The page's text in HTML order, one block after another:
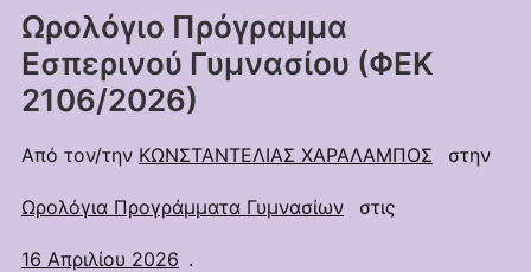
Ωρολόγιο Πρόγραμμα
Εσπερινού Γυμνασίου (ΦΕΚ
2106/2026)
Από τον/την ΚΩΝΣΤΑΝΤΕΛΙΑΣ ΧΑΡΑΛΑΜΠΟΣ στην
Ωρολόγια Προγράμματα Γυμνασίων στις
16 Απριλίου 2026 .